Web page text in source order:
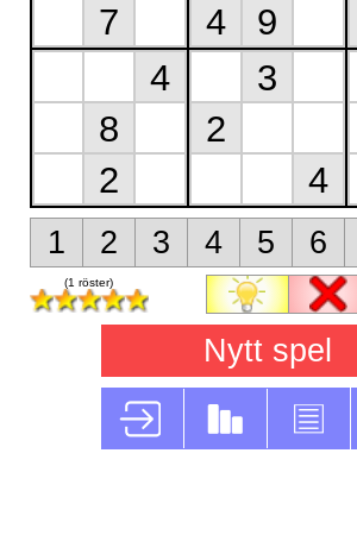
7
4
9
4
8
2
3
2
4
1 2 3 4 5 6
(1 röster)
Nytt spel